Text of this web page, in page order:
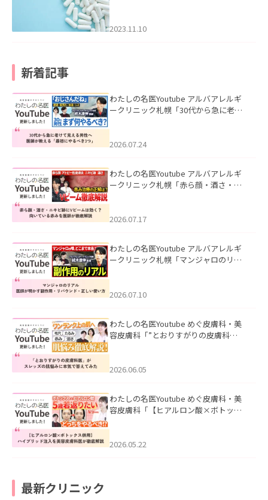
2023.11.10
新着記事
わたしの名医Youtube アルバアレルギ
ークリニック札幌「30代から急に老け
た。
2026.07.24
わたしの名医Youtube アルバアレルギ
ークリニック札幌「赤ら顔・酒さ・ニ
した。
2026.07.17
わたしの名医Youtube アルバアレルギ
ークリニック札幌「マンジャロのリア
た。
2026.07.10
わたしの名医Youtube めぐ皮膚科・美
容皮膚科「”とおりすがりの皮膚科
2026.06.05
わたしの名医Youtube めぐ皮膚科・美
容皮膚科「【ヒアルロン酸×ボトック
た。
2026.05.22
最新クリニック